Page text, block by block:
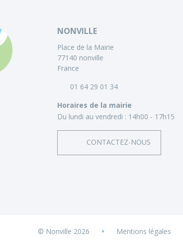
NONVILLE
Place de la Mairie
77140 nonville
France
01 64 29 01 34
Horaires de la mairie
Du lundi au vendredi : 14h00 - 17h15
CONTACTEZ-NOUS
© Nonville 2026 • Mentions légales